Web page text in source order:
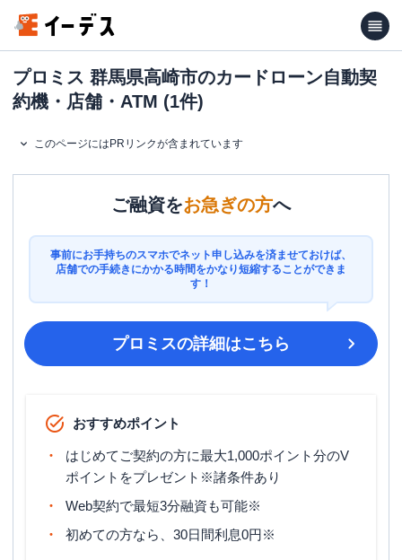
プロミス 群馬県高崎市のカードローン自動契
約機・店舗・ATM (1件)
このページにはPRリンクが含まれています
ご融資をお急ぎの方へ
事前にお手持ちのスマホでネット申し込みを済ませておけば、
店舗での手続きにかかる時間をかなり短縮することができま
す！
プロミスの詳細はこちら
おすすめポイント
はじめてご契約の方に最大1,000ポイント分のV
ポイントをプレゼント※諸条件あり
Web契約で最短3分融資も可能※
初めての方なら、30日間利息0円※